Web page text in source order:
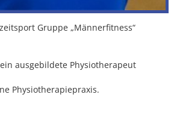
Gruppe „Männerfitness“
ausgebildete Physiotherapeut
Physiotherapiepraxis.